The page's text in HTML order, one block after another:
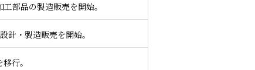
部品の製造販売を開始。
・製造販売を開始。
行。